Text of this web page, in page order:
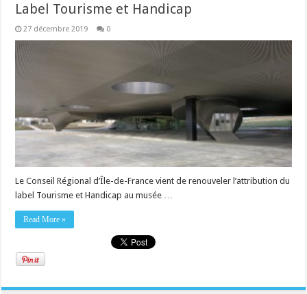
Label Tourisme et Handicap
27 décembre 2019 0
Le Conseil Régional d’Île-de-France vient de renouveler l’attribution du
label Tourisme et Handicap au musée …
Read More »